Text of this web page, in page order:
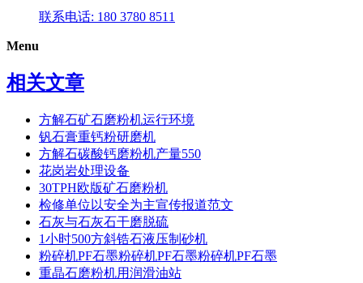
联系电话: 180 3780 8511
Menu
相关文章
方解石矿石磨粉机运行环境
钒石膏重钙粉研磨机
方解石碳酸钙磨粉机产量550
花岗岩处理设备
30TPH欧版矿石磨粉机
检修单位以安全为主宣传报道范文
石灰与石灰石干磨脱硫
1小时500方斜锆石液压制砂机
粉碎机PF石墨粉碎机PF石墨粉碎机PF石墨
重晶石磨粉机用润滑油站